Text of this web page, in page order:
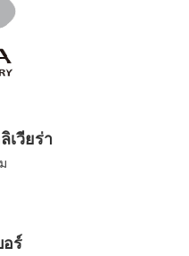
เวียร่า
อร์